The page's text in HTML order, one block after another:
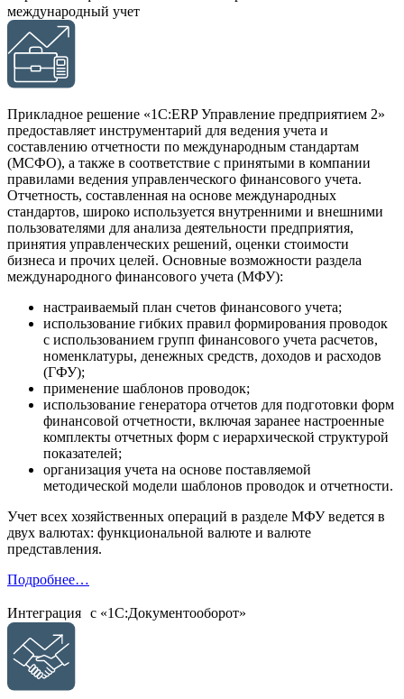
международный учет
Прикладное решение «1С:ERP Управление предприятием 2»
предоставляет инструментарий для ведения учета и
составлению отчетности по международным стандартам
(МСФО), а также в соответствие с принятыми в компании
правилами ведения управленческого финансового учета.
Отчетность, составленная на основе международных
стандартов, широко используется внутренними и внешними
пользователями для анализа деятельности предприятия,
принятия управленческих решений, оценки стоимости
бизнеса и прочих целей. Основные возможности раздела
международного финансового учета (МФУ):
настраиваемый план счетов финансового учета;
использование гибких правил формирования проводок
с использованием групп финансового учета расчетов,
номенклатуры, денежных средств, доходов и расходов
(ГФУ);
применение шаблонов проводок;
использование генератора отчетов для подготовки форм
финансовой отчетности, включая заранее настроенные
комплекты отчетных форм с иерархической структурой
показателей;
организация учета на основе поставляемой
методической модели шаблонов проводок и отчетности.
Учет всех хозяйственных операций в разделе МФУ ведется в
двух валютах: функциональной валюте и валюте
представления.
Подробнее…
Интеграция с «1С:Документооборот»